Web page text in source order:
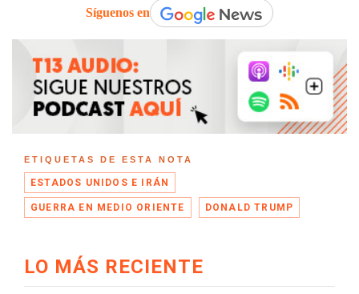
Síguenos en
ETIQUETAS DE ESTA NOTA
ESTADOS UNIDOS E IRÁN
GUERRA EN MEDIO ORIENTE DONALD TRUMP
LO MÁS RECIENTE